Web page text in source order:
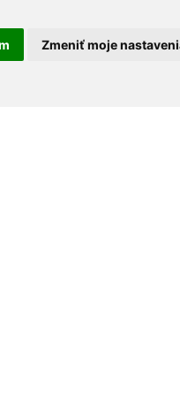
Zmeniť moje